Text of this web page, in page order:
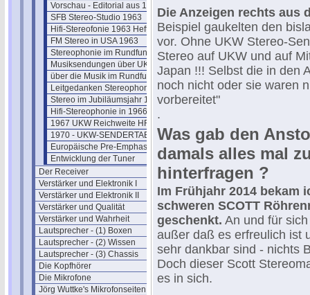
Vorschau - Editorial aus 1961
SFB Stereo-Studio 1963
Hifi-Stereofonie 1963 Heft 8
FM Stereo in USA 1963
Stereophonie im Rundfunk 1963
Musiksendungen über UKW
über die Musik im Rundfunk
Leitgedanken Stereophonie 1963
Stereo im Jubiläumsjahr 1963
Hifi-Stereophonie in 1966
1967 UKW Reichweite HR
1970 - UKW-SENDERTABELLE
Europäische Pre-Emphasis
Entwicklung der Tuner
Der Receiver
Verstärker und Elektronik I
Verstärker und Elektronik II
Verstärker und Qualität
Verstärker und Wahrheit
Lautsprecher - (1) Boxen
Lautsprecher - (2) Wissen
Lautsprecher - (3) Chassis
Die Kopfhörer
Die Mikrofone
Jörg Wuttke's Mikrofonseiten
Die Anzeigen rechts aus
Beispiel gaukelten den
vor. Ohne UKW Stereo-
Stereo auf UKW und auf
Japan !!! Selbst die in den
noch nicht oder sie waren
vorbereitet"
.
Was gab den
damals alles mal
hinterfragen ?
Im Frühjahr 2014 bekam
schweren SCOTT
geschenkt. An und für
außer daß es erfreulich ist
sehr dankbar sind - nichts
Doch dieser Scott
es in sich.